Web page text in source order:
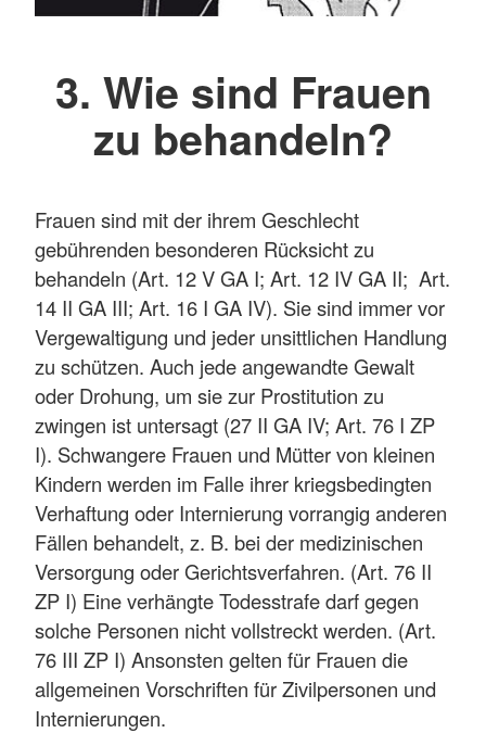
3. Wie sind Frauen
zu behandeln?
Frauen sind mit der ihrem Geschlecht
gebührenden besonderen Rücksicht zu
behandeln (Art. 12 V GA I; Art. 12 IV GA II; Art.
14 II GA III; Art. 16 I GA IV). Sie sind immer vor
Vergewaltigung und jeder unsittlichen Handlung
zu schützen. Auch jede angewandte Gewalt
oder Drohung, um sie zur Prostitution zu
zwingen ist untersagt (27 II GA IV; Art. 76 I ZP
I). Schwangere Frauen und Mütter von kleinen
Kindern werden im Falle ihrer kriegsbedingten
Verhaftung oder Internierung vorrangig anderen
Fällen behandelt, z. B. bei der medizinischen
Versorgung oder Gerichtsverfahren. (Art. 76 II
ZP I) Eine verhängte Todesstrafe darf gegen
solche Personen nicht vollstreckt werden. (Art.
76 III ZP I) Ansonsten gelten für Frauen die
allgemeinen Vorschriften für Zivilpersonen und
Internierungen.